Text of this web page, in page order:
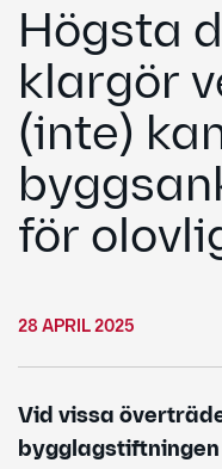
Högsta
klargör
(inte)
för
28 APRIL 2025
Vid vissa